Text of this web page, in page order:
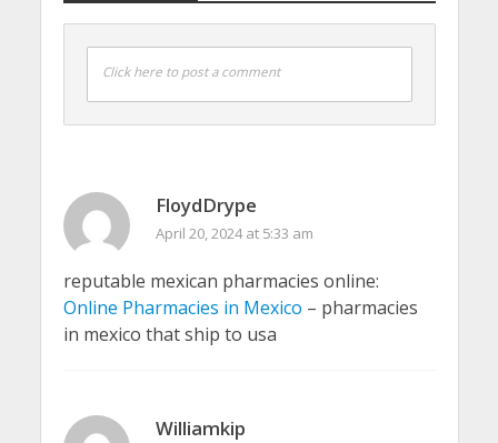
Click here to post a comment
FloydDrype
April 20, 2024 at 5:33 am
reputable mexican pharmacies online:
Online Pharmacies in Mexico – pharmacies
in mexico that ship to usa
Williamkip